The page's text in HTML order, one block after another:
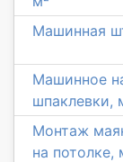
Машинная
Машинное
шпаклевки,
Монтаж
на потолке,